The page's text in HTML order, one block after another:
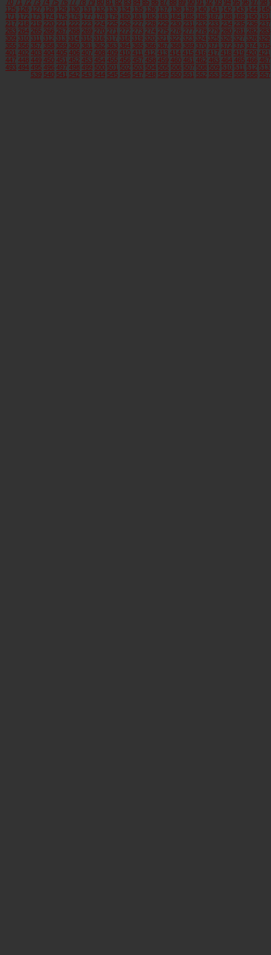
70 71 72 73 74 75 76 77 78 79 80 81 82 83 84 85 86 87 88 89 90 91 92 93 94 95 96 97 98
125 126 127 128 129 130 131 132 133 134 135 136 137 138 139 140 141 142 143 144 145
171 172 173 174 175 176 177 178 179 180 181 182 183 184 185 186 187 188 189 190 191
217 218 219 220 221 222 223 224 225 226 227 228 229 230 231 232 233 234 235 236 237
263 264 265 266 267 268 269 270 271 272 273 274 275 276 277 278 279 280 281 282 283
309 310 311 312 313 314 315 316 317 318 319 320 321 322 323 324 325 326 327 328 329
355 356 357 358 359 360 361 362 363 364 365 366 367 368 369 370 371 372 373 374 375
401 402 403 404 405 406 407 408 409 410 411 412 413 414 415 416 417 418 419 420 421
447 448 449 450 451 452 453 454 455 456 457 458 459 460 461 462 463 464 465 466 467
493 494 495 496 497 498 499 500 501 502 503 504 505 506 507 508 509 510 511 512 513
539 540 541 542 543 544 545 546 547 548 549 550 551 552 553 554 555 556 557